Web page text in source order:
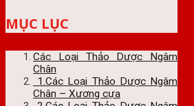
MỤC LỤC
Các Loại Thảo Dược Ngâm
Chân
1.Các Loại Thảo Dược Ngâm
Chân – Xương cựa